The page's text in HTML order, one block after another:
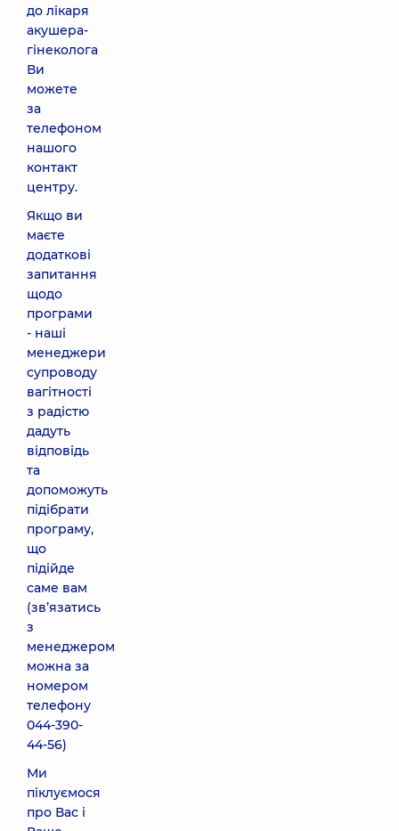
до лікаря
акушера-
гінеколога
Ви
можете
за
телефоном
нашого
контакт
центру.
Якщо ви
маєте
додаткові
запитання
щодо
програми
- наші
менеджери
супроводу
вагітності
з радістю
дадуть
відповідь
та
допоможуть
підібрати
програму,
що
підійде
саме вам
(звʼязатись
з
менеджером
можна за
номером
телефону
044-390-
44-56)
Ми
піклуємося
про Вас і